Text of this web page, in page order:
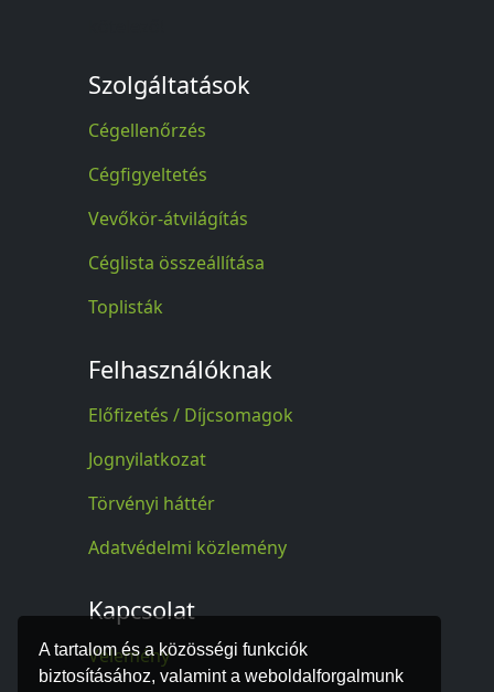
A tartalom és a közösségi funkciók
biztosításához, valamint a weboldalforgalmunk
Szolgáltatások
Cégellenőrzés
Cégfigyeltetés
Vevőkör-átvilágítás
Céglista összeállítása
Toplisták
Felhasználóknak
Előfizetés / Díjcsomagok
Jognyilatkozat
Törvényi háttér
Adatvédelmi közlemény
Kapcsolat
Vélemény